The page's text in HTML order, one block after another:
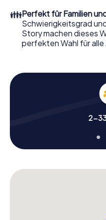
Weihnachtsthematik.
einen unvergesslichen
unser X-Mas Adventure
Weihnachtsfeier in Soria
👪Perfekt für Familien
Schwierigkeitsgrad
Story machen dieses
perfekten Wahl für alle
2-